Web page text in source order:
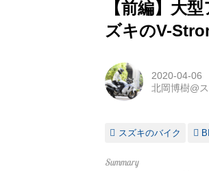
【前編】大
ズキのV-
2020-04-06
北岡博樹@
スズキのバイク